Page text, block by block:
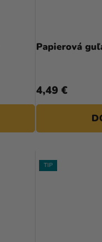
Papierová
4,49 €
TIP